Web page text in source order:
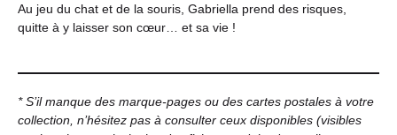
Au jeu du chat et de la souris, Gabriella prend des risques,
quitte à y laisser son cœur… et sa vie !
* S’il manque des marque-pages ou des cartes postales à votre
collection, n’hésitez pas à consulter ceux disponibles (visibles